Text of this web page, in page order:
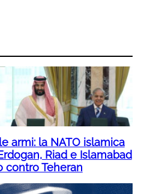
armi: la NATO islamica
Riad e Islamabad
contro Teheran